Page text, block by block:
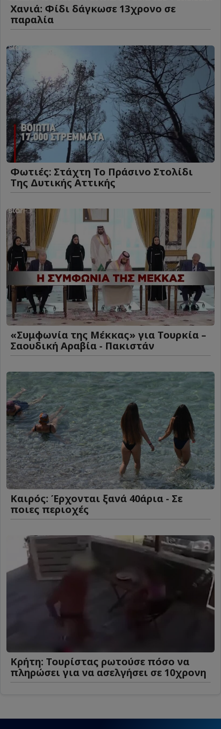
Χανιά: Φίδι δάγκωσε 13χρονο σε
παραλία
Φωτιές: Στάχτη Το Πράσινο Στολίδι
Της Δυτικής Αττικής
«Συμφωνία της Μέκκας» για Τουρκία –
Σαουδική Αραβία - Πακιστάν
Καιρός: Έρχονται ξανά 40άρια - Σε
ποιες περιοχές
Κρήτη: Τουρίστας ρωτούσε πόσο να
πληρώσει για να ασελγήσει σε 10χρονη